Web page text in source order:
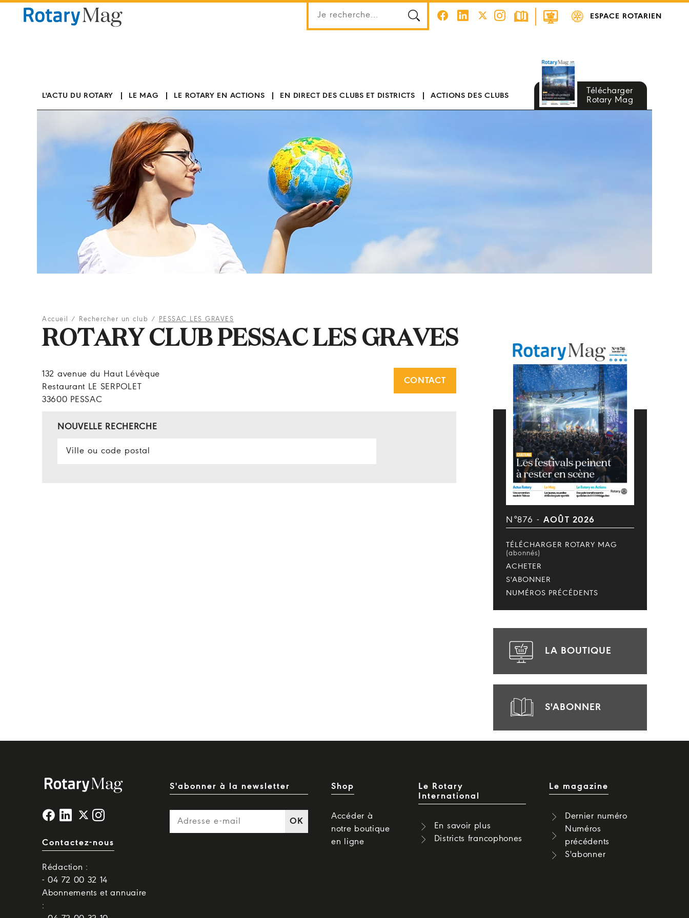
ESPACE ROTARIEN
L'ACTU DU ROTARY LE MAG LE ROTARY EN ACTIONS EN DIRECT DES CLUBS ET DISTRICTS ACTIONS DES CLUBS
Télécharger
Rotary Mag
Accueil / Rechercher un club / PESSAC LES GRAVES
ROTARY CLUB PESSAC LES GRAVES
132 avenue du Haut Lévèque
Restaurant LE SERPOLET
33600 PESSAC
CONTACT
NOUVELLE RECHERCHE
N°876 - AOÛT 2026
TÉLÉCHARGER ROTARY MAG
(abonnés)
ACHETER
S'ABONNER
NUMÉROS PRÉCÉDENTS
LA BOUTIQUE
S'ABONNER
Contactez-nous
Rédaction :
- 04 72 00 32 14
Abonnements et annuaire
:
S'abonner à la newsletter
OK
Shop
Accéder à
notre boutique
en ligne
Le Rotary
International
En savoir plus
Districts francophones
Le magazine
Dernier numéro
Numéros
précédents
S'abonner
Panneau de gestion des cookies